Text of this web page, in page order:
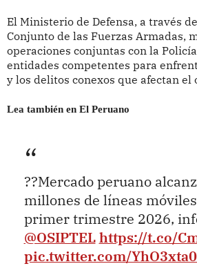
El Ministerio de Defensa, a través
Conjunto de las Fuerzas Armadas,
operaciones conjuntas con la
entidades competentes para
y los delitos conexos que afectan el
Lea también en El Peruano
??Mercado peruano
millones de líneas
primer trimestre 2026,
@OSIPTEL https://t.co/
pic.twitter.com/